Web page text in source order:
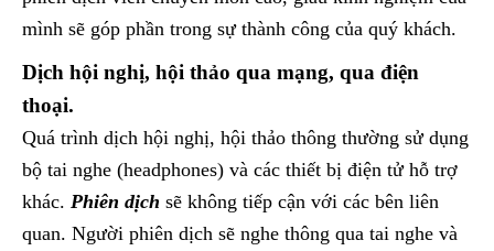
mình sẽ góp phần trong sự thành công của quý khách.
Dịch hội nghị, hội thảo qua mạng, qua điện
thoại.
Quá trình dịch hội nghị, hội thảo thông thường sử dụng
bộ tai nghe (headphones) và các thiết bị điện tử hỗ trợ
khác. Phiên dịch sẽ không tiếp cận với các bên liên
quan. Người phiên dịch sẽ nghe thông qua tai nghe và